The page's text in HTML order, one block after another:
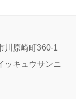
原崎町360-1
キュウサンニ